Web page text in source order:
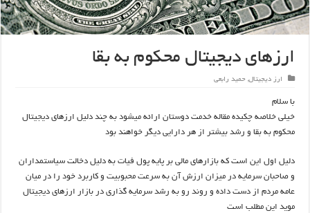
ارزهای دیجیتال محکوم به بقا
ارز دیجیتال,حمید رابعی
با سلام
خیلی خلاصه چکیده مقاله خدمت دوستان ارائه میشود به چند دلیل ارزهای دیجیتال
محکوم به بقا و رشد بیشتر از هر دارایی دیگر خواهند بود
دلیل اول این است که بازارهای مالی بر پایه پول فیات به دلیل دخالت سیاستمداران
و صاحبان سرمایه در میزان ارزش آن به سرعت محبوبیت و کاربرد خود را در میان
عامه مردم از دست داده و روند رو به رشد سرمایه گذاری در بازار ارزهای دیجیتال
موید این مطلب است